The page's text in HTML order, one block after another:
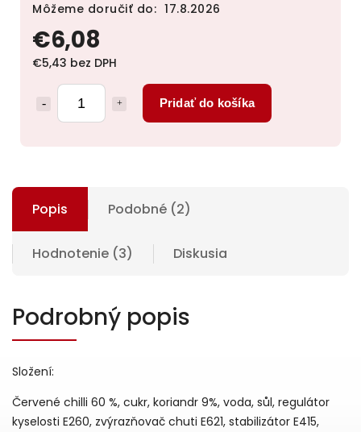
€6,08
€5,43 bez DPH
Pridať do košíka
Môžeme doručiť do: 17.8.2026
Popis Podobné (2)
Hodnotenie (3) Diskusia
Podrobný popis
Složení:
Červené chilli 60 %, cukr, koriandr 9%, voda, sůl, regulátor
kyselosti E260, zvýrazňovač chuti E621, stabilizátor E415,